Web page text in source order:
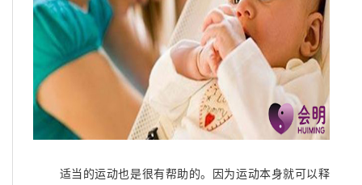
适当的运动也是很有帮助的。因为运动本身就可以释